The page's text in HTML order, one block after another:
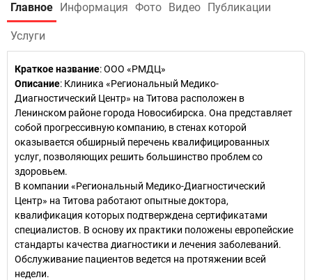
Главное Информация Фото Видео Публикации
Услуги
Краткое название:ООО «РМДЦ»
Описание: Клиника «Региональный Медико-
Диагностический Центр» на Титова расположен в
Ленинском районе города Новосибирска. Она представляет
собой прогрессивную компанию, в стенах которой
оказывается обширный перечень квалифицированных
услуг, позволяющих решить большинство проблем со
здоровьем.
В компании «Региональный Медико-Диагностический
Центр» на Титова работают опытные доктора,
квалификация которых подтверждена сертификатами
специалистов. В основу их практики положены европейские
стандарты качества диагностики и лечения заболеваний.
Обслуживание пациентов ведется на протяжении всей
недели.